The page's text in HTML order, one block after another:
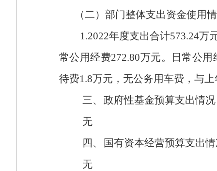
（二）部门整体支出资金使用
1.2022年度支出合计573.24万
常公用经费272.80万元。日常公用
待费1.8万元，无公务用车费，与
三、 政府性基金预算支出情况
无
四、
国有资本经营预算支出
无